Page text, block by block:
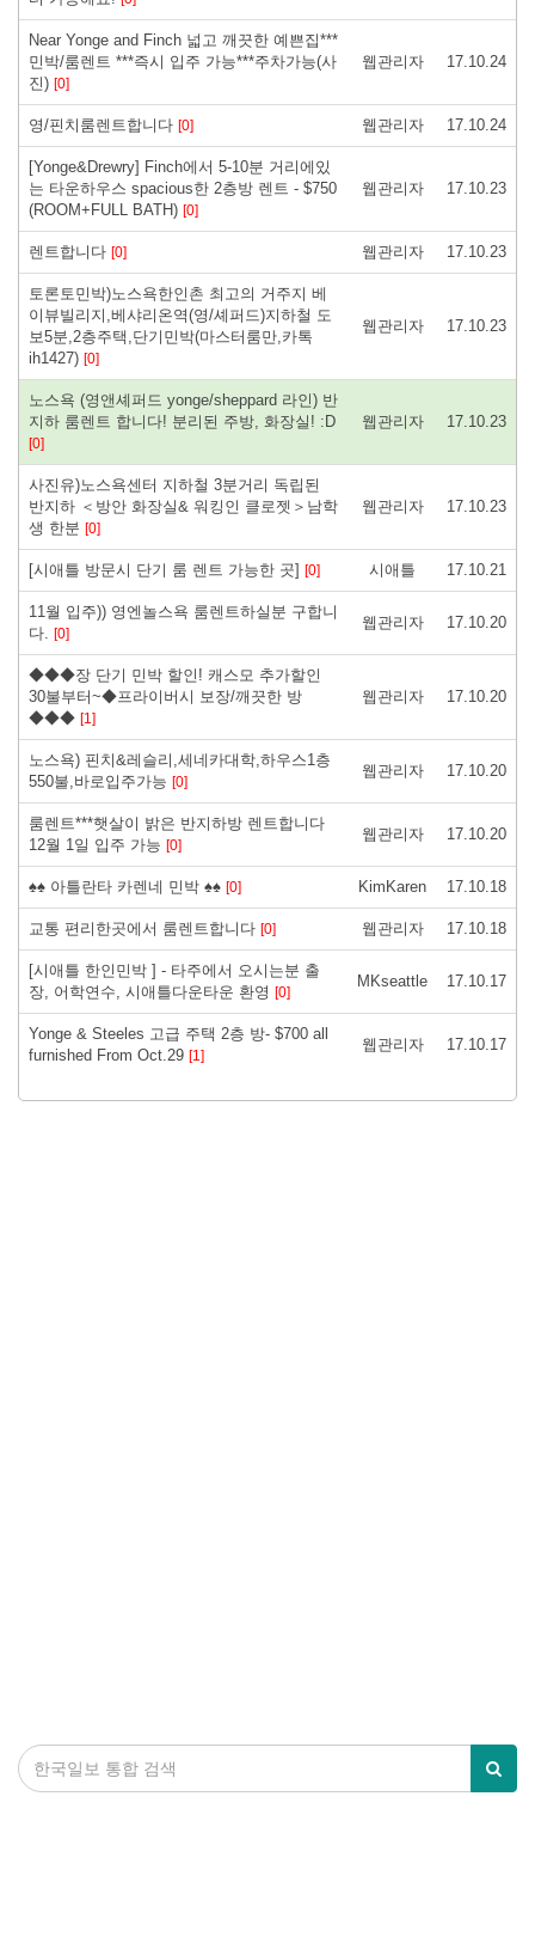
Near Yonge and Finch 넓고 깨끗한 예쁜집***
민박/룸렌트 ***즉시 입주 가능***주차가능(사
진) [0]
웹관리자 17.10.24
영/핀치룸렌트합니다 [0] 웹관리자 17.10.24
[Yonge&Drewry] Finch에서 5-10분 거리에있
는 타운하우스 spacious한 2층방 렌트 - $750
(ROOM+FULL BATH) [0]
웹관리자 17.10.23
렌트합니다 [0] 웹관리자 17.10.23
토론토민박)노스욕한인촌 최고의 거주지 베
이뷰빌리지,베샤리온역(영/셰퍼드)지하철 도
보5분,2층주택,단기민박(마스터룸만,카톡
ih1427) [0]
웹관리자 17.10.23
노스욕 (영앤셰퍼드 yonge/sheppard 라인) 반
지하 룸렌트 합니다! 분리된 주방, 화장실! :D
[0]
웹관리자 17.10.23
사진유)노스욕센터 지하철 3분거리 독립된
반지하 ＜방안 화장실& 워킹인 클로젯＞남학
생 한분 [0]
웹관리자 17.10.23
[시애틀 방문시 단기 룸 렌트 가능한 곳] [0] 시애틀 17.10.21
11월 입주)) 영엔놀스욕 룸렌트하실분 구합니
다. [0]
웹관리자 17.10.20
◆◆◆장 단기 민박 할인! 캐스모 추가할인
30불부터~◆프라이버시 보장/깨끗한 방
◆◆◆ [1]
웹관리자 17.10.20
노스욕) 핀치&레슬리,세네카대학,하우스1층
550불,바로입주가능 [0]
웹관리자 17.10.20
룸렌트***햇살이 밝은 반지하방 렌트합니다
12월 1일 입주 가능 [0]
웹관리자 17.10.20
♠♠ 아틀란타 카렌네 민박 ♠♠ [0] KimKaren 17.10.18
교통 편리한곳에서 룸렌트합니다 [0] 웹관리자 17.10.18
[시애틀 한인민박 ] - 타주에서 오시는분 출
장, 어학연수, 시애틀다운타운 환영 [0]
MKseattle 17.10.17
Yonge & Steeles 고급 주택 2층 방- $700 all
furnished From Oct.29 [1]
웹관리자 17.10.17